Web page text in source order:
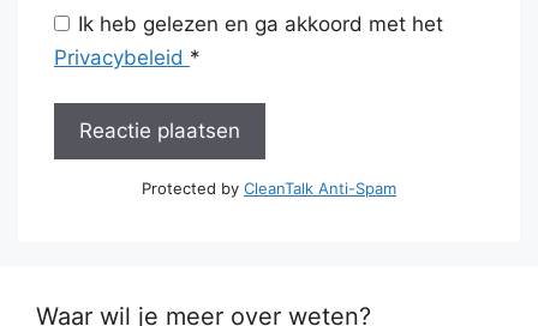
Ik heb gelezen en ga akkoord met het
Privacybeleid *
Protected by CleanTalk Anti-Spam
Waar wil je meer over weten?